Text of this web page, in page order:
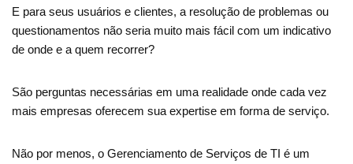
E para seus usuários e clientes, a resolução de problemas ou
questionamentos não seria muito mais fácil com um indicativo
de onde e a quem recorrer?
São perguntas necessárias em uma realidade onde cada vez
mais empresas oferecem sua expertise em forma de serviço.
Não por menos, o Gerenciamento de Serviços de TI é um